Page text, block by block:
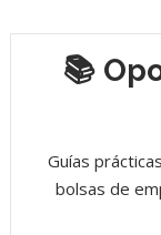
📚
Guías
bolsas de